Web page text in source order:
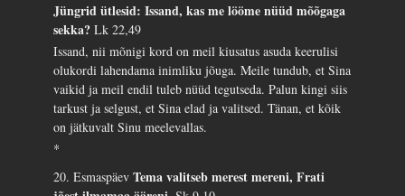
Jüngrid ütlesid: Issand, kas me lööme nüüd mõõgaga
sekka?Lk 22,49
Issand, nii mõnigi kord on meil kiusatus asuda keerulisi
olukordi lahendama inimliku jõuga. Meile tundub, et Sina
vaikid ja meil endil tuleb nüüd tegutseda. Palun kingi siis
tarkust ja selgust, et Sina elad ja valitsed. Tänan, et kõik
on jätkuvalt Sinu meelevallas.
*
20. EsmaspäevTema valitseb merest mereni, Frati